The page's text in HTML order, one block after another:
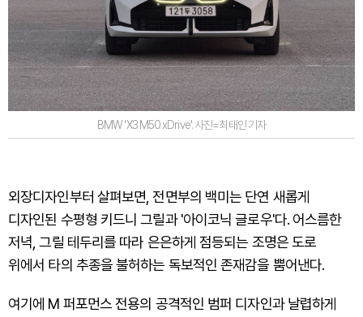
BMW 'X3 M50 xDrive'. 사진=최태인 기자
외장디자인부터 살펴보면, 전면부의 백미는 단연 새롭게
디자인된 수평형 키드니 그릴과 '아이코닉 글로우'다. 어스름한
저녁, 그릴 테두리를 따라 은은하게 점등되는 조명은 도로
위에서 타의 추종을 불허하는 독보적인 존재감을 뿜어낸다.
여기에 M 퍼포먼스 전용의 공격적인 범퍼 디자인과 날렵하게